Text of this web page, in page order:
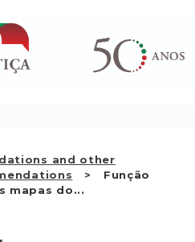
and other
Função
mapas do...
AS
RIGHTS